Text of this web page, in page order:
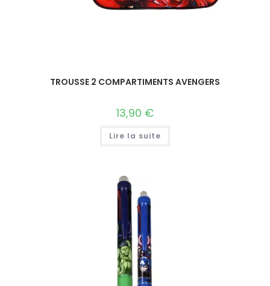
TROUSSE 2 COMPARTIMENTS AVENGERS
13,90 €
Lire la suite